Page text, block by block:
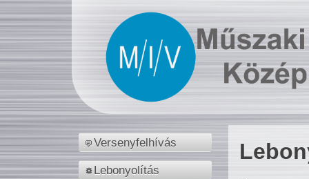
Versenyfelhívás
Lebonyolítás